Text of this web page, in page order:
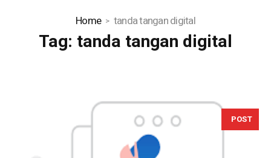
Home tanda tangan digital
Tag: tanda tangan digital
POST